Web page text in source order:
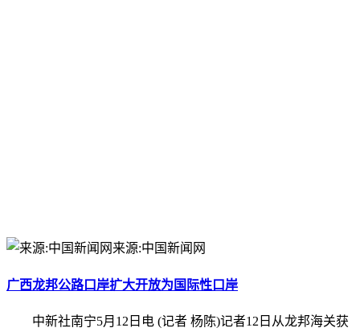
来源:中国新闻网
广西龙邦公路口岸扩大开放为国际性口岸
中新社南宁5月12日电 (记者 杨陈)记者12日从龙邦海关获